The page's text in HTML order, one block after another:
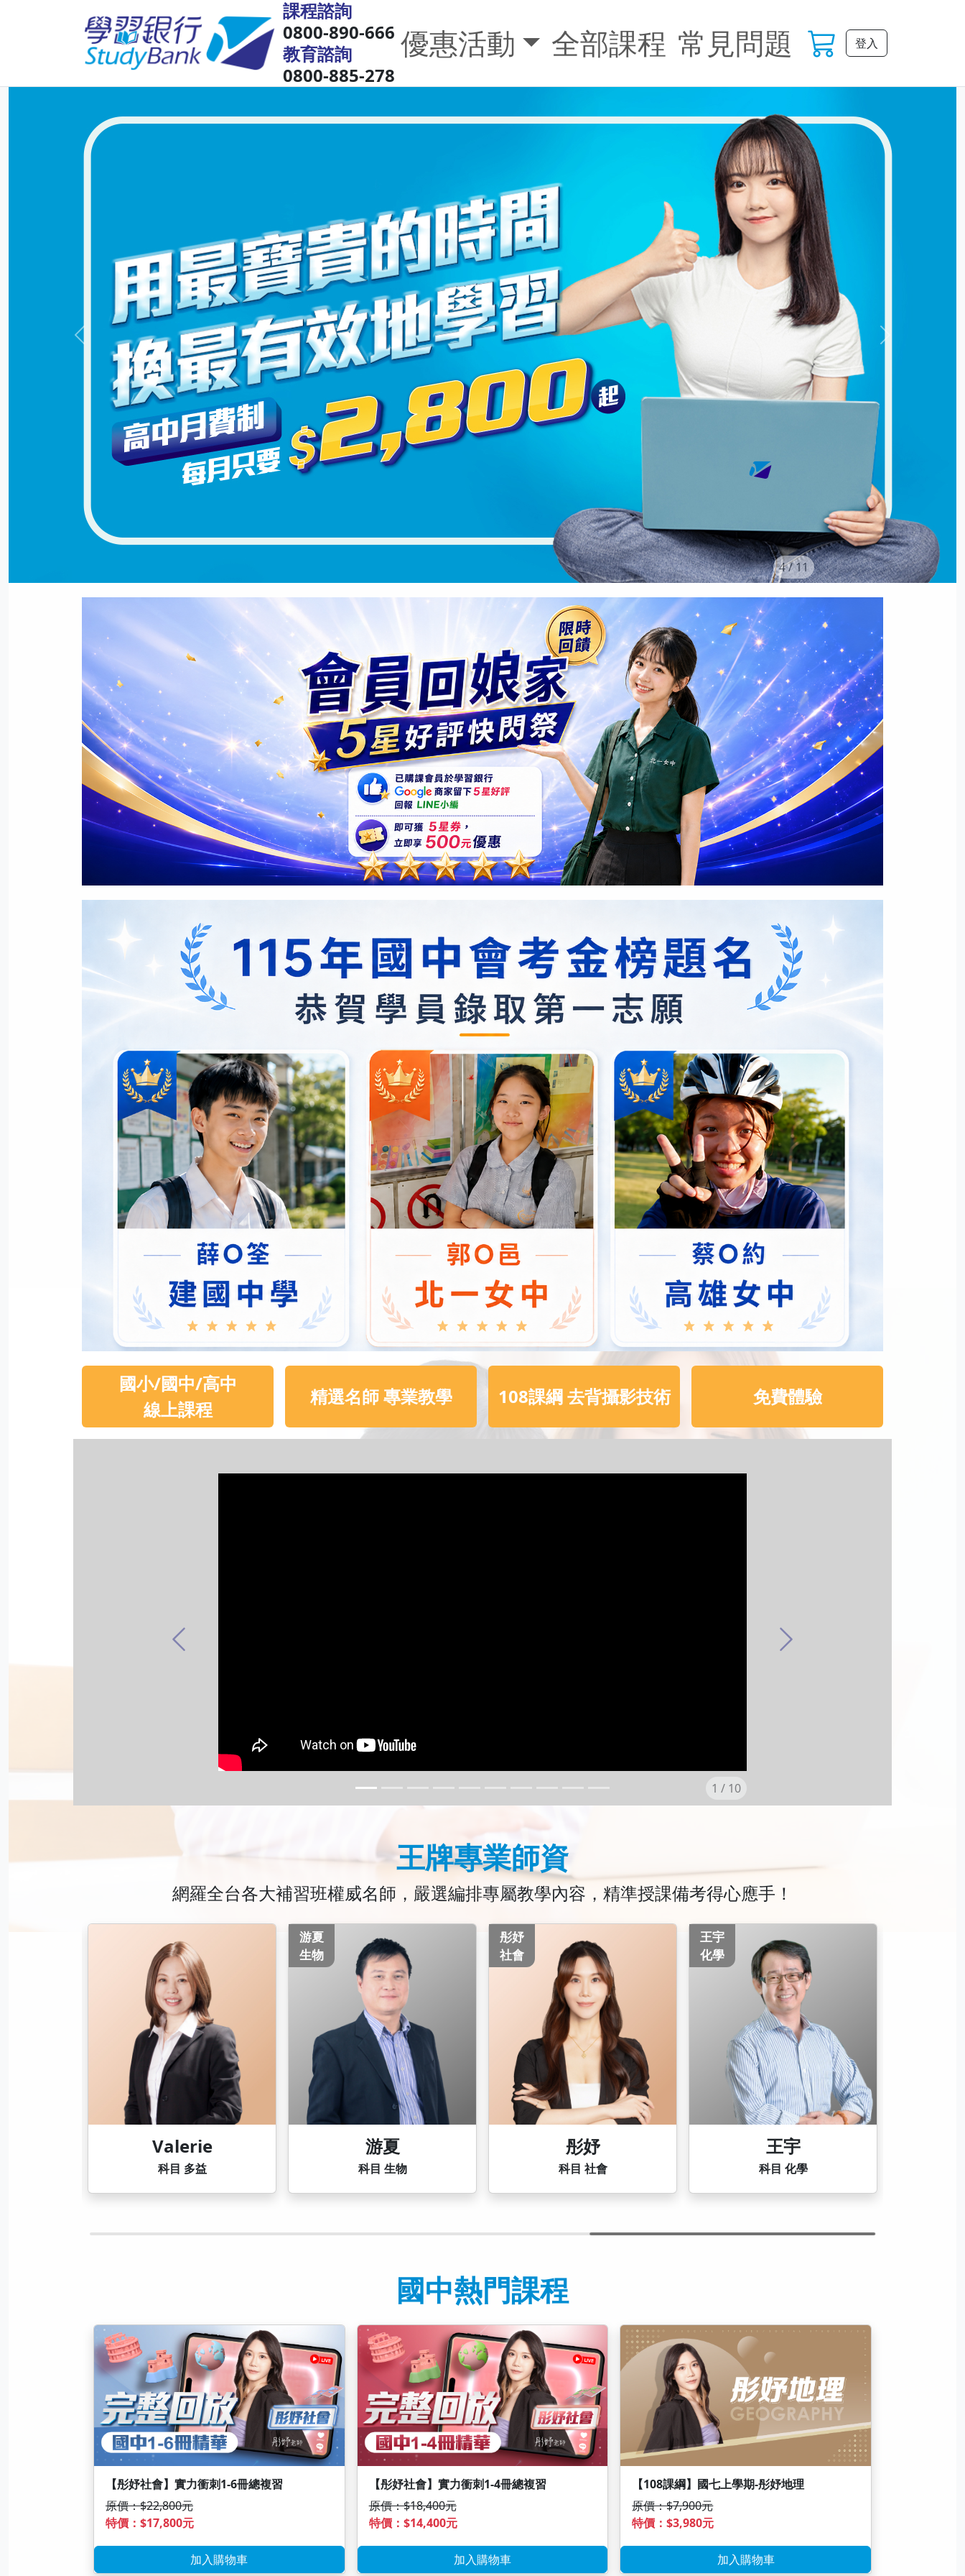
課程諮詢
0800-890-666
教育諮詢
0800-885-278
優惠活動 全部課程 常見問題 登入
5/ 11
國小/國中/高中
線上課程
精選名師專業教學 108課綱去背攝影技術 免費體驗
1 / 10
Previous Next
王牌專業師資
網羅全台各大補習班權威名師，嚴選編排專屬教學內容，精準授課備考得心應手！
游夏
科目 生物
彤妤
社會
彤妤
科目 社會
王宇
化學
王宇
科目 化學
鄭昇
數學
鄭昇
科目 數學
國中熱門課程
【彤妤社會】實力衝刺1-6冊總複習
原價：$22,800元
特價：$17,800元
加入購物車
【彤妤社會】實力衝刺1-4冊總複習
原價：$18,400元
特價：$14,400元
加入購物車
【108課綱】國七上學期-彤妤地理
原價：$7,900元
特價：$3,980元
加入購物車